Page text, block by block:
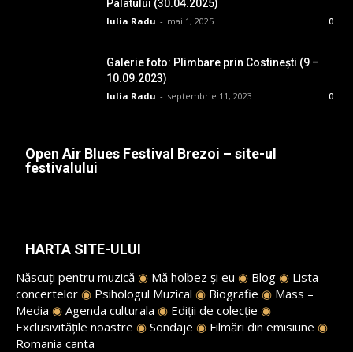
Palatului (30.04.2025)
Iulia Radu - mai 1, 2025 0
Galerie foto: Plimbare prin Costinești (9 –
10.09.2023)
Iulia Radu - septembrie 11, 2023 0
Open Air Blues Festival Brezoi – site-ul
festivalului
HARTA SITE-ULUI
Născuți pentru muzică ◉ Mă holbez și eu ◉ Blog ◉ Lista
concertelor ◉ Psihologul Muzical ◉ Biografie ◉ Mass –
Media ◉ Agenda culturala ◉ Ediții de colecție ◉
Exclusivitățile noastre ◉ Sondaje ◉ Filmări din emisiune ◉
Romania canta